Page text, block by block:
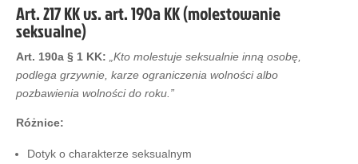
Art. 217 KK vs. art. 190a KK (molestowanie
seksualne)
Art. 190a § 1 KK:
„Kto molestuje seksualnie inną osobę,
podlega grzywnie, karze ograniczenia wolności albo
pozbawienia wolności do roku.”
Różnice:
Dotyk o charakterze seksualnym